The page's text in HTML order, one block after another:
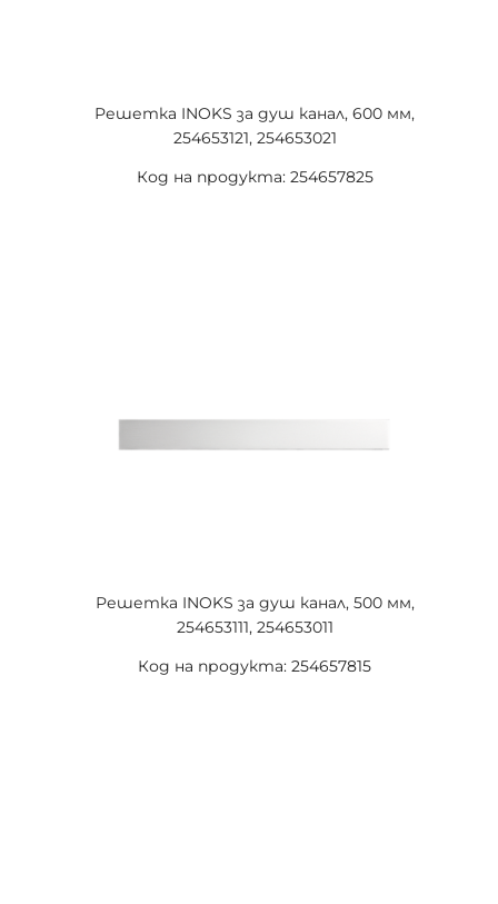
Решетка INOKS за душ канал, 600 мм,
254653121, 254653021
Код на продукта: 254657825
Решетка INOKS за душ канал, 500 мм,
254653111, 254653011
Код на продукта: 254657815